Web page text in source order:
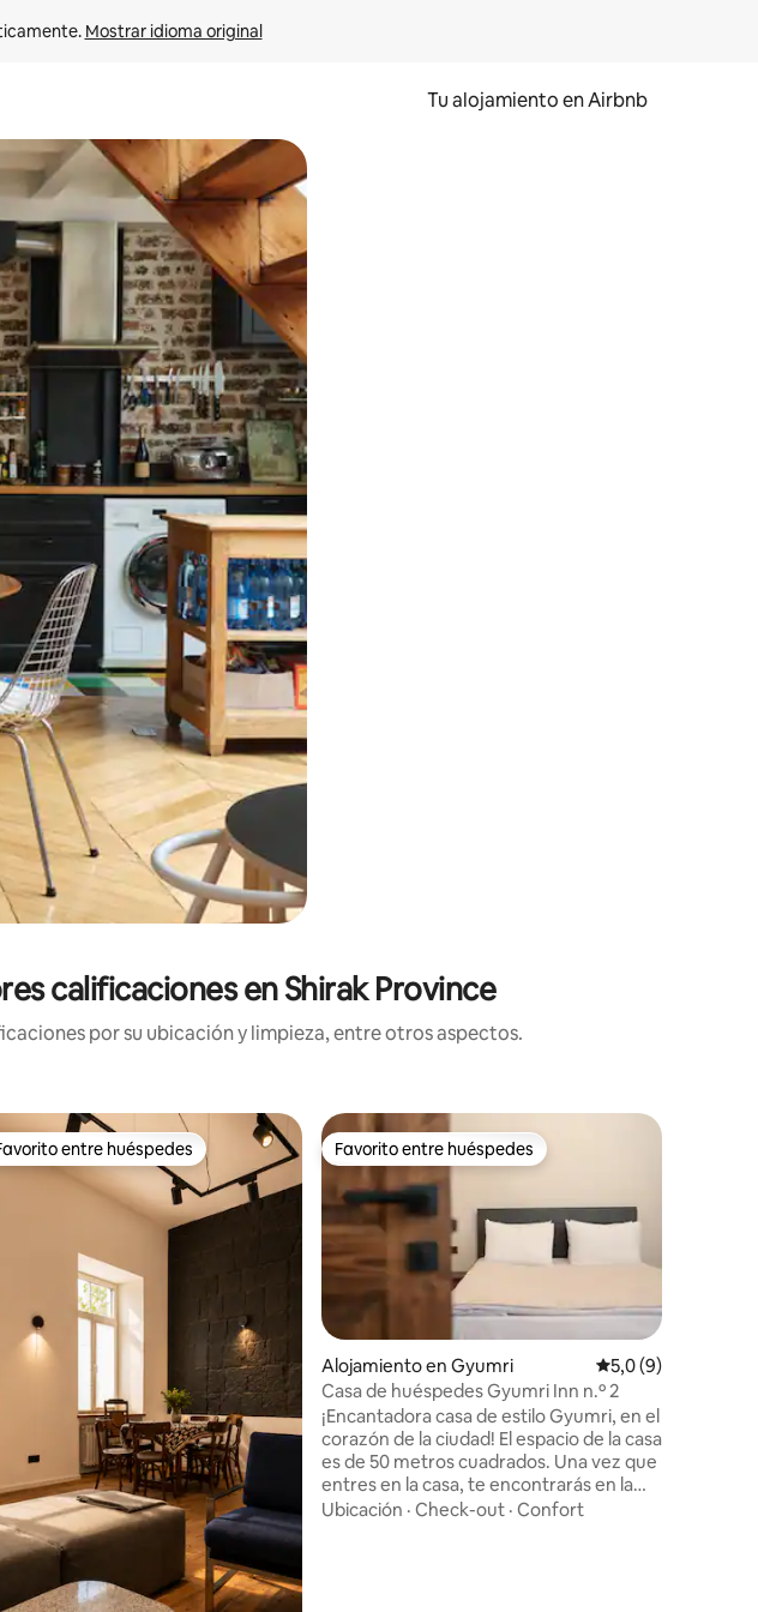
Mostrar idioma original
Tu alojamiento en Airbnb
abajo o explorá deslizando el dedo.
calificaciones en Shirak Province
por su ubicación y limpieza, entre otros aspectos.
4,9 de 5. 20 evaluaciones
entre los huéspedes más destacados
entre huéspedes Favorito entre huéspedes
Favorito entre huéspedes
Alojamiento en Gyumri Calificación
5,0 (9)
Casa de huéspedes Gyumri Inn n.º 2
¡Encantadora casa de estilo Gyumri, en el
corazón de la ciudad! El espacio de la casa
es de 50 metros cuadrados. Una vez que
entres en la casa, te encontrarás en la
sala de estar bellamente decorada.
Ubicación · Check-out · Confort